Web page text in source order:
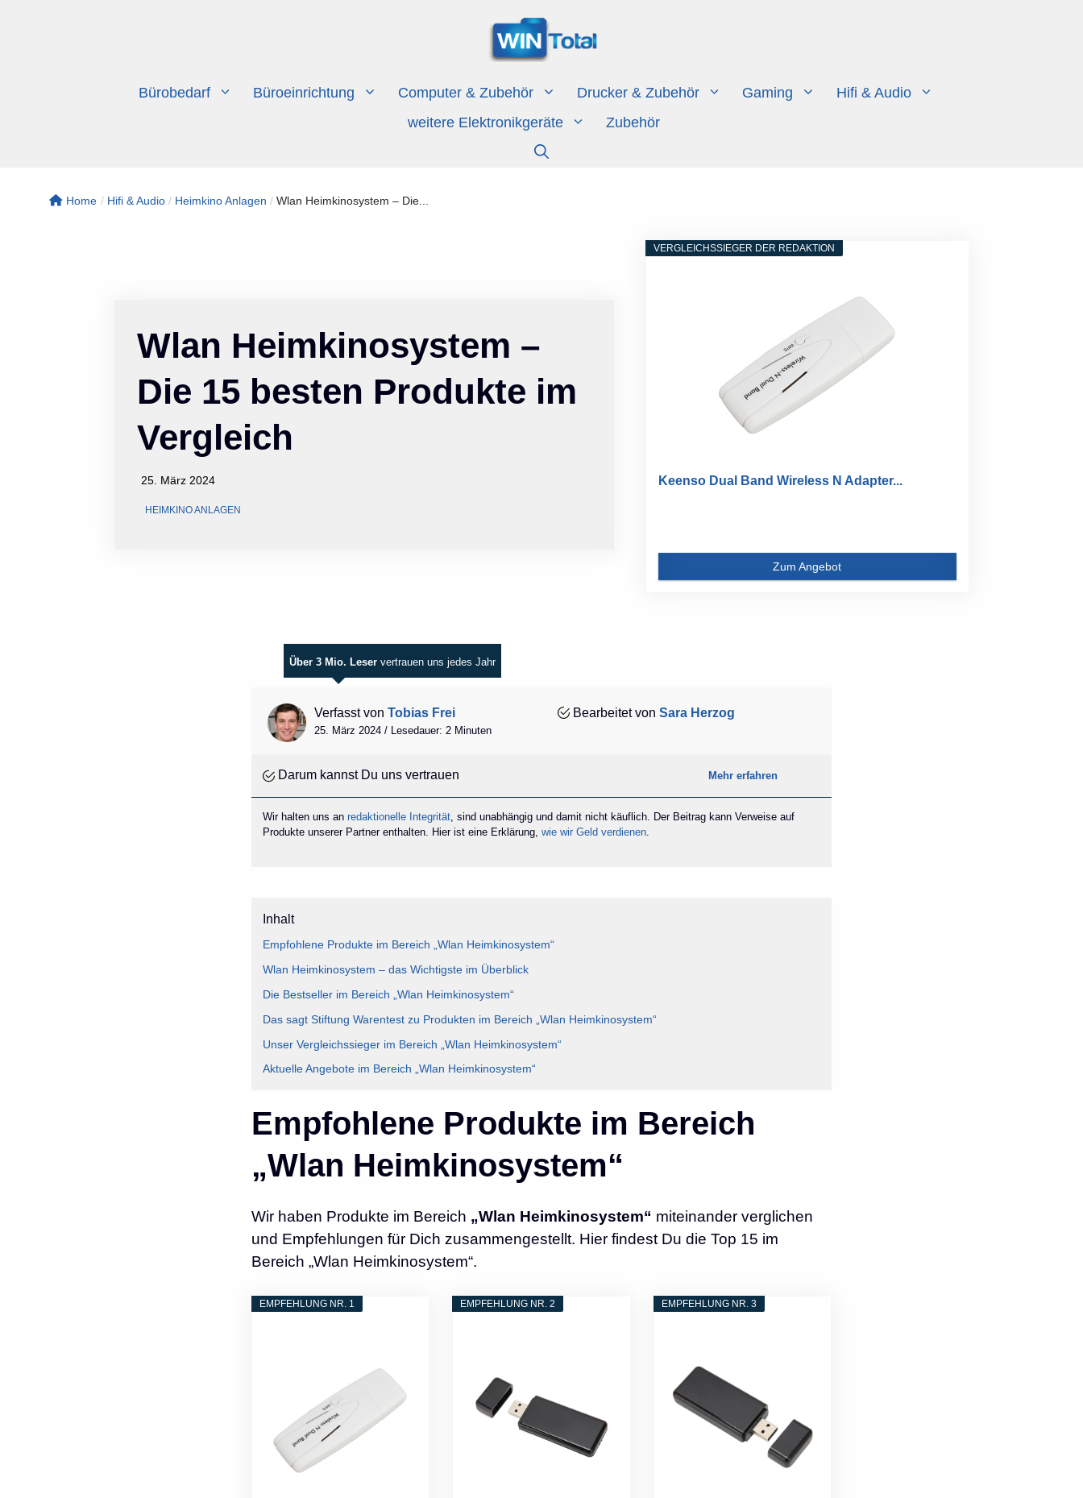
Bürobedarf Büroeinrichtung Computer & Zubehör Drucker & Zubehör Gaming
Hifi & Audio
weitere Elektronikgeräte
Zubehör
Home / Hifi & Audio / Heimkino Anlagen / Wlan Heimkinosystem – Die...
Wlan Heimkinosystem –
Die 15 besten Produkte im
Vergleich
25. März 2024
HEIMKINO ANLAGEN
VERGLEICHSSIEGER DER REDAKTION
Keenso Dual Band Wireless N Adapter...
Zum Angebot
Über 3 Mio. Leser vertrauen uns jedes Jahr
Verfasst von Tobias Frei
25. März 2024 / Lesedauer: 2 Minuten
Bearbeitet von Sara Herzog
Darum kannst Du uns vertrauen Mehr erfahren
Wir halten uns anredaktionelle Integrität, sind unabhängig und damit nicht käuflich. Der Beitrag kann Verweise auf
Produkte unserer Partner enthalten. Hier ist eine Erklärung,wie wir Geld verdienen.
Inhalt
Empfohlene Produkte im Bereich „Wlan Heimkinosystem“
Wlan Heimkinosystem – das Wichtigste im Überblick
Die Bestseller im Bereich „Wlan Heimkinosystem“
Das sagt Stiftung Warentest zu Produkten im Bereich „Wlan Heimkinosystem“
Unser Vergleichssieger im Bereich „Wlan Heimkinosystem“
Aktuelle Angebote im Bereich „Wlan Heimkinosystem“
Empfohlene Produkte im Bereich
„Wlan Heimkinosystem“
Wir haben Produkte im Bereich „Wlan Heimkinosystem“ miteinander verglichen
und Empfehlungen für Dich zusammengestellt. Hier findest Du die Top 15 im
Bereich „Wlan Heimkinosystem“.
EMPFEHLUNG NR. 1 EMPFEHLUNG NR. 2 EMPFEHLUNG NR. 3